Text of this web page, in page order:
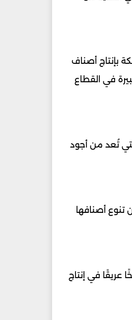
طن سنويًا. وتعرف المملكة بإنتاج أصناف
في القطاع
دقلة النور التي تُعد من أجود
تنوع أصنافها
عريقًا في إنتاج